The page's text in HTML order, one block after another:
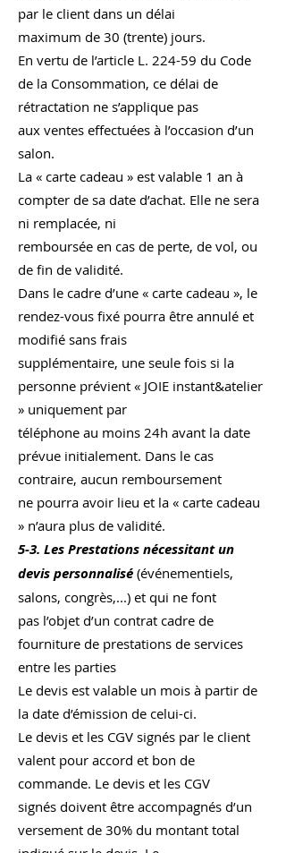
par le client dans un délai
maximum de 30 (trente) jours.
En vertu de l’article L. 224-59 du Code
de la Consommation, ce délai de
rétractation ne s’applique pas
aux ventes effectuées à l’occasion d’un
salon.
La « carte cadeau » est valable 1 an à
compter de sa date d’achat. Elle ne sera
ni remplacée, ni
remboursée en cas de perte, de vol, ou
de fin de validité.
Dans le cadre d’une « carte cadeau », le
rendez-vous fixé pourra être annulé et
modifié sans frais
supplémentaire, une seule fois si la
personne prévient « JOIE instant&atelier
» uniquement par
téléphone au moins 24h avant la date
prévue initialement. Dans le cas
contraire, aucun remboursement
ne pourra avoir lieu et la « carte cadeau
» n’aura plus de validité.
5-3. Les Prestations nécessitant un
devis personnalisé (événementiels,
salons, congrès,...) et qui ne font
pas l’objet d’un contrat cadre de
fourniture de prestations de services
entre les parties
Le devis est valable un mois à partir de
la date d’émission de celui-ci.
Le devis et les CGV signés par le client
valent pour accord et bon de
commande. Le devis et les CGV
signés doivent être accompagnés d’un
versement de 30% du montant total